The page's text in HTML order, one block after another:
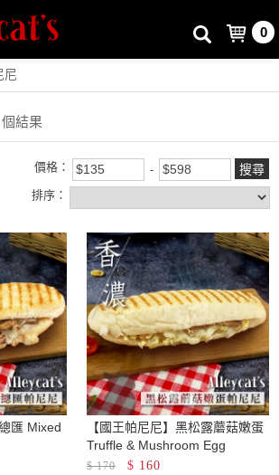
0
尼
個結果
價格：
排序：
匯 Mixed
【國王帕尼尼】黑松露蘑菇嫩蛋
Truffle & Mushroom Egg
$170 $ 160